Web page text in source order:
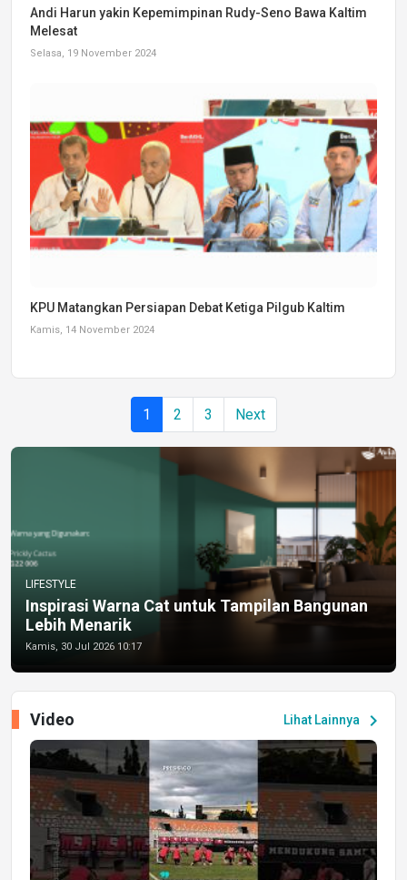
Andi Harun yakin Kepemimpinan Rudy-Seno Bawa Kaltim
Melesat
Selasa, 19 November 2024
KPU Matangkan Persiapan Debat Ketiga Pilgub Kaltim
Kamis, 14 November 2024
1 2 3 Next
LIFESTYLE
Inspirasi Warna Cat untuk Tampilan Bangunan
Lebih Menarik
Kamis, 30 Jul 2026 10:17
Lihat Lainnya chevron_right
Video